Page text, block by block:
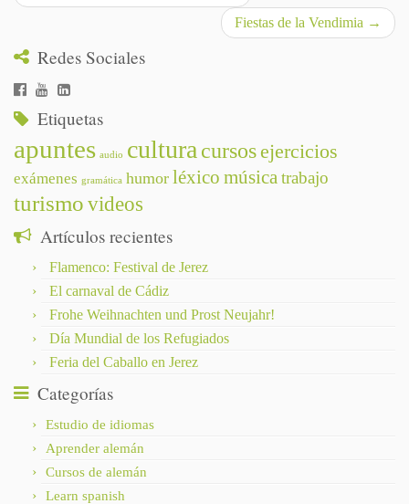
Fiestas de la Vendimia →
Redes Sociales
Etiquetas
apuntes audio cultura cursos ejercicios
exámenes gramática humor léxico músicatrabajo
turismo videos
Artículos recientes
Flamenco: Festival de Jerez
El carnaval de Cádiz
Frohe Weihnachten und Prost Neujahr!
Día Mundial de los Refugiados
Feria del Caballo en Jerez
Categorías
Estudio de idiomas
Aprender alemán
Cursos de alemán
Learn spanish